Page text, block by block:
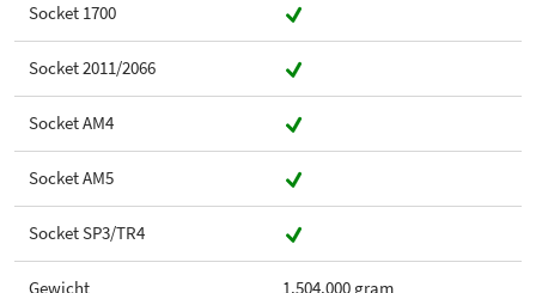
Socket 1700
Socket 2011/2066
Socket AM4
Socket AM5
Socket SP3/TR4
Gewicht 1.504.000 gram